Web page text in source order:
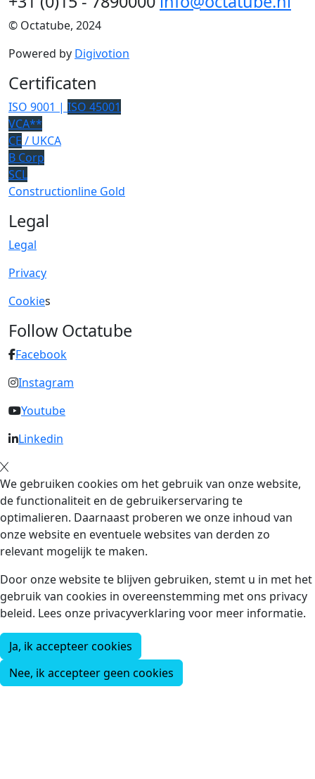
© Octatube, 2024
Powered by Digivotion
Certificaten
ISO 9001 | ISO 45001
VCA**
CE / UKCA
B Corp
SCL
Constructionline Gold
Legal
Legal
Privacy
Cookies
Follow Octatube
Facebook
Instagram
Youtube
Linkedin
We gebruiken cookies om het gebruik van onze website,
de functionaliteit en de gebruikerservaring te
optimalieren. Daarnaast proberen we onze inhoud van
onze website en eventuele websites van derden zo
relevant mogelijk te maken.
Door onze website te blijven gebruiken, stemt u in met het
gebruik van cookies in overeenstemming met ons privacy
beleid. Lees onze privacyverklaring voor meer informatie.
Ja, ik accepteer cookies
Nee, ik accepteer geen cookies